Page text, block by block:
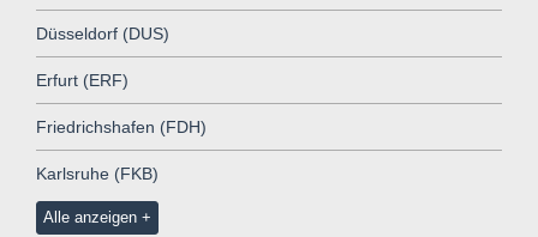
Düsseldorf (DUS)
Erfurt (ERF)
Friedrichshafen (FDH)
Karlsruhe (FKB)
Alle anzeigen